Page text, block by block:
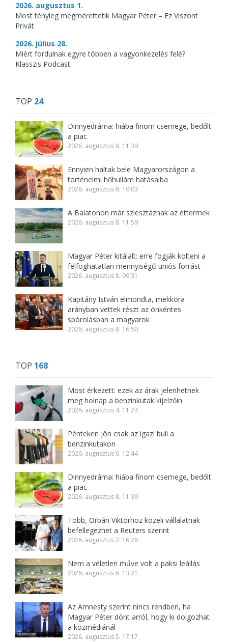
2026. augusztus 1.
Most tényleg megmérettetik Magyar Péter – Ez Viszont
Privát
2026. július 28.
Miért fordulnak egyre többen a vagyonkezelés felé?
Klasszis Podcast
TOP 24
Dinnyedráma: hiába finom csemege, bedőlt
a piac
2026. augusztus 8. 11:39
Ennyien haltak bele Magyarországon a
történelmi hőhullám hatásaiba
2026. augusztus 8. 10:03
A Balatonon már sziesztáznak az éttermek
2026. augusztus 8. 11:59
Magyar Péter kitálalt: erre fogják költeni a
felfoghatatlan mennyiségű uniós forrást
2026. augusztus 8. 09:31
Kapitány István elmondta, mekkora
arányban vettek részt az önkéntes
spórolásban a magyarok
2026. augusztus 8. 16:50
TOP 168
Most érkezett: ezek az árak jelenhetnek
meg holnap a benzinkutak kijelzőin
2026. augusztus 4. 11:24
Pénteken jön csak az igazi buli a
benzinkutakon
2026. augusztus 6. 12:44
Dinnyedráma: hiába finom csemege, bedőlt
a piac
2026. augusztus 8. 11:39
Több, Orbán Viktorhoz közeli vállalatnak
befellegezhet a Reuters szerint
2026. augusztus 2. 16:26
Nem a véletlen műve volt a paksi leállás
2026. augusztus 6. 13:21
Az Amnesty szerint nincs rendben, ha
Magyar Péter dönt arról, hogy ki dolgozhat
a közmédiánál
2026. augusztus 5. 17:17